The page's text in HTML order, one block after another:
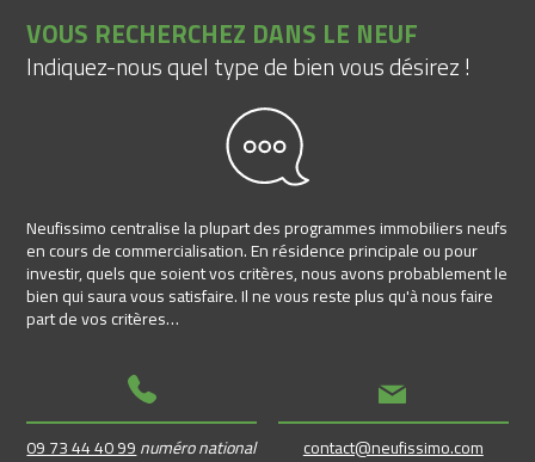
VOUS RECHERCHEZ DANS LE NEUF
Indiquez-nous quel type de bien vous désirez !
Neufissimo centralise la plupart des programmes immobiliers neufs
en cours de commercialisation. En résidence principale ou pour
investir, quels que soient vos critères, nous avons probablement le
bien qui saura vous satisfaire. Il ne vous reste plus qu'à nous faire
part de vos critères…
09 73 44 40 99 numéro national
contact@neufissimo.com